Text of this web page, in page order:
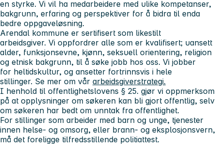
en styrke. Vi vil ha medarbeidere med ulike kompetanser,
bakgrunn, erfaring og perspektiver for å bidra til enda
bedre oppgaveløsning.
Arendal kommune er sertifisert som likestilt
arbeidsgiver. Vi oppfordrer alle som er kvalifisert; uansett
alder, funksjonsevne, kjønn, seksuell orientering, religion
og etnisk bakgrunn, til å søke jobb hos oss. Vi jobber
for heltidskultur, og ansetter fortrinnsvis i hele
stillinger. Se mer om vår arbeidsgiverstrategi.
I henhold til offentlighetslovens § 25. gjør vi oppmerksom
på at opplysninger om søkeren kan bli gjort offentlig, selv
om søkeren har bedt om unntak fra offentlighet.
For stillinger som arbeider med barn og unge, tjenester
innen helse- og omsorg, eller brann- og eksplosjonsvern,
må det foreligge tilfredsstillende politiattest.